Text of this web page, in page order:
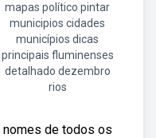
mapas político pintar
municipios cidades
municípios dicas
principais fluminenses
detalhado dezembro
rios
nomes de todos os